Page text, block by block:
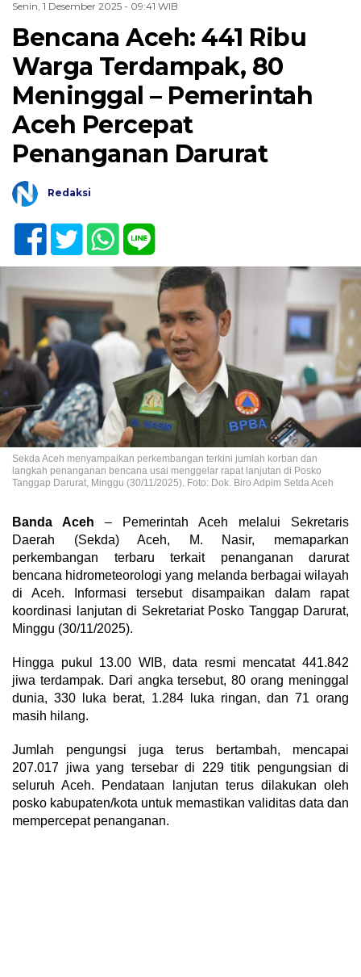
Senin, 1 Desember 2025 - 09:41 WIB
Bencana Aceh: 441 Ribu
Warga Terdampak, 80
Meninggal – Pemerintah
Aceh Percepat
Penanganan Darurat
Redaksi
Sekda Aceh menyampaikan perkembangan terkini jumlah korban dan
langkah penanganan bencana usai menggelar rapat lanjutan di Posko
Tanggap Darurat, Minggu (30/11/2025). Foto: Dok. Biro Adpim Setda Aceh
Banda Aceh – Pemerintah Aceh melalui Sekretaris
Daerah (Sekda) Aceh, M. Nasir, memaparkan
perkembangan terbaru terkait penanganan darurat
bencana hidrometeorologi yang melanda berbagai wilayah
di Aceh. Informasi tersebut disampaikan dalam rapat
koordinasi lanjutan di Sekretariat Posko Tanggap Darurat,
Minggu (30/11/2025).
Hingga pukul 13.00 WIB, data resmi mencatat 441.842
jiwa terdampak. Dari angka tersebut, 80 orang meninggal
dunia, 330 luka berat, 1.284 luka ringan, dan 71 orang
masih hilang.
Jumlah pengungsi juga terus bertambah, mencapai
207.017 jiwa yang tersebar di 229 titik pengungsian di
seluruh Aceh. Pendataan lanjutan terus dilakukan oleh
posko kabupaten/kota untuk memastikan validitas data dan
mempercepat penanganan.